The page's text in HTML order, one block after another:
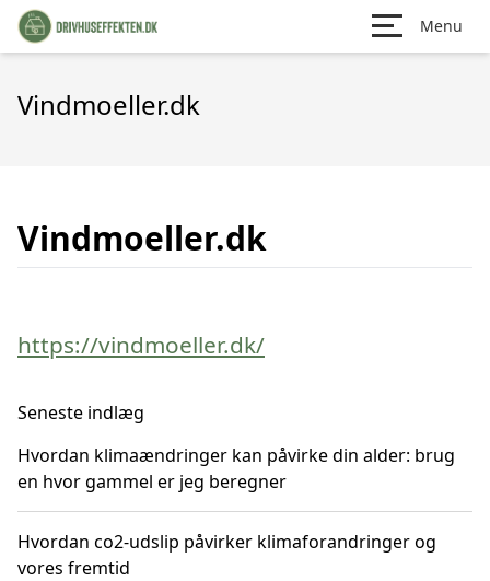
Menu
Vindmoeller.dk
Vindmoeller.dk
https://vindmoeller.dk/
Seneste indlæg
Hvordan klimaændringer kan påvirke din alder: brug
en hvor gammel er jeg beregner
Hvordan co2-udslip påvirker klimaforandringer og
vores fremtid